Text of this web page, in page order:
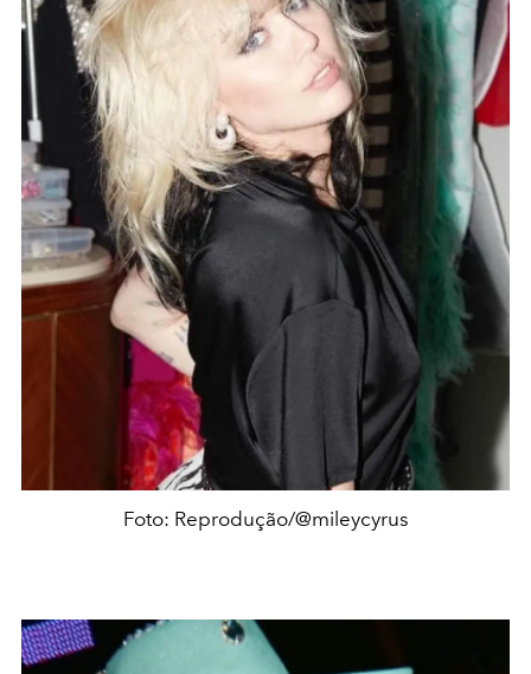
Foto: Reprodução/@mileycyrus